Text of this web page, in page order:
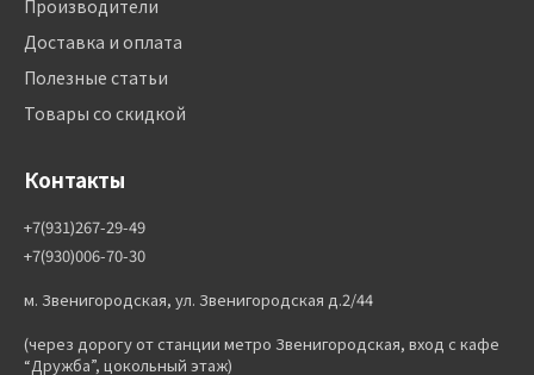
Производители
Доставка и оплата
Полезные статьи
Товары со скидкой
Контакты
+7(931)267-29-49
+7(930)006-70-30
м. Звенигородская, ул. Звенигородская д.2/44
(через дорогу от станции метро Звенигородская, вход с кафе
“Дружба”, цокольный этаж)